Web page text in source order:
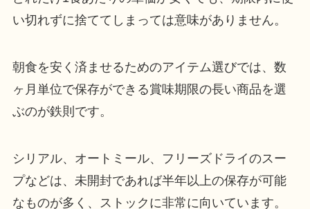
い切れずに捨ててしまっては意味がありません。
朝食を安く済ませるためのアイテム選びでは、数
ヶ月単位で保存ができる賞味期限の長い商品を選
ぶのが鉄則です。
シリアル、オートミール、フリーズドライのスー
プなどは、未開封であれば半年以上の保存が可能
なものが多く、ストックに非常に向いています。